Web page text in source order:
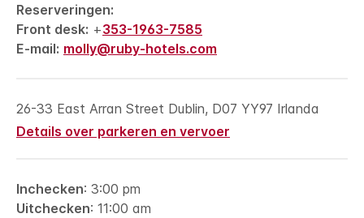
Reserveringen:
Front desk: +353-1963-7585
E-mail: molly@ruby-hotels.com
26-33 East Arran Street Dublin, D07 YY97 Irlanda
Details over parkeren en vervoer
Inchecken: 3:00 pm
Uitchecken: 11:00 am